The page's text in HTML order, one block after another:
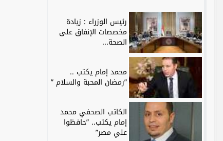
رئيس الوزراء : زيادة
مخصصات الإنفاق على
الصحة...
محمد إمام يكتب ..
”رمضان المحبة والسلام ”
الكاتب الصحفي محمد
إمام يكتب.. ”حافظوا
علي مصر”